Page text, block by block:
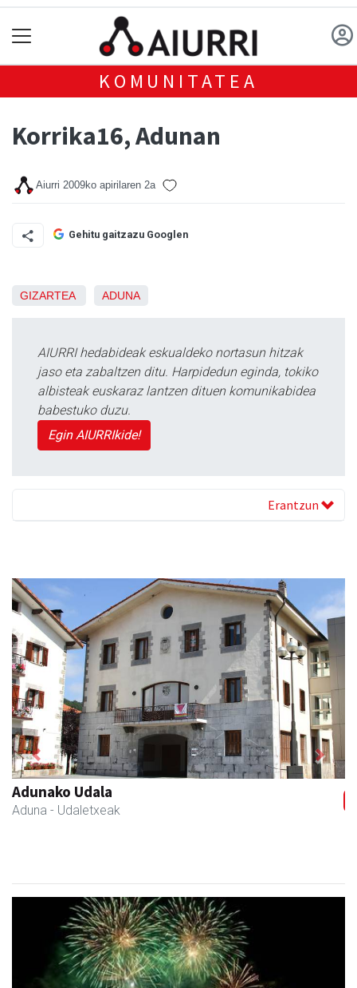
KOMUNITATEA
Korrika16, Adunan
Aiurri 2009ko apirilaren 2a
Gehitu gaitzazu Googlen
GIZARTEA ADUNA
AIURRI hedabideak eskualdeko nortasun hitzak
jaso eta zabaltzen ditu. Harpidedun eginda, tokiko
albisteak euskaraz lantzen dituen komunikabidea
babestuko duzu.
Egin AIURRIkide!
Erantzun
Osane belar eta eko denda
Urnieta - Akupuntura
Previous Next